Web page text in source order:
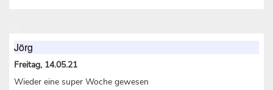
Jörg
Freitag, 14.05.21
Wieder eine super Woche gewesen